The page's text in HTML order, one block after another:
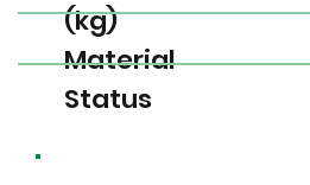
(kg)
Material
Status